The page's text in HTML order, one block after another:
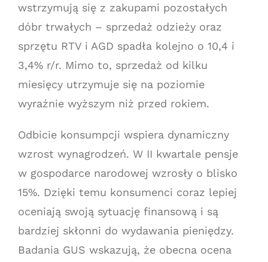
wstrzymują się z zakupami pozostałych
dóbr trwałych – sprzedaż odzieży oraz
sprzętu RTV i AGD spadła kolejno o 10,4 i
3,4% r/r. Mimo to, sprzedaż od kilku
miesięcy utrzymuje się na poziomie
wyraźnie wyższym niż przed rokiem.
Odbicie konsumpcji wspiera dynamiczny
wzrost wynagrodzeń. W II kwartale pensje
w gospodarce narodowej wzrosły o blisko
15%. Dzięki temu konsumenci coraz lepiej
oceniają swoją sytuację finansową i są
bardziej skłonni do wydawania pieniędzy.
Badania GUS wskazują, że obecna ocena